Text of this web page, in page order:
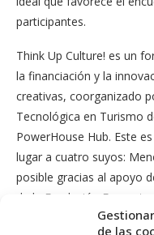
de las
participantes.
Think Up Culture! es un
la financiación y la
creativas, coorganizado
Tecnológica en Turismo
PowerHouse Hub. Este
lugar a cuatro suyos:
posible gracias al apoyo
de la Fundación
colaboración del